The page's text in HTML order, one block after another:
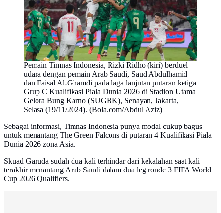
Pemain Timnas Indonesia, Rizki Ridho (kiri) berduel
udara dengan pemain Arab Saudi, Saud Abdulhamid
dan Faisal Al-Ghamdi pada laga lanjutan putaran ketiga
Grup C Kualifikasi Piala Dunia 2026 di Stadion Utama
Gelora Bung Karno (SUGBK), Senayan, Jakarta,
Selasa (19/11/2024). (Bola.com/Abdul Aziz)
Sebagai informasi, Timnas Indonesia punya modal cukup bagus
untuk menantang The Green Falcons di putaran 4 Kualifikasi Piala
Dunia 2026 zona Asia.
Skuad Garuda sudah dua kali terhindar dari kekalahan saat kali
terakhir menantang Arab Saudi dalam dua leg ronde 3 FIFA World
Cup 2026 Qualifiers.